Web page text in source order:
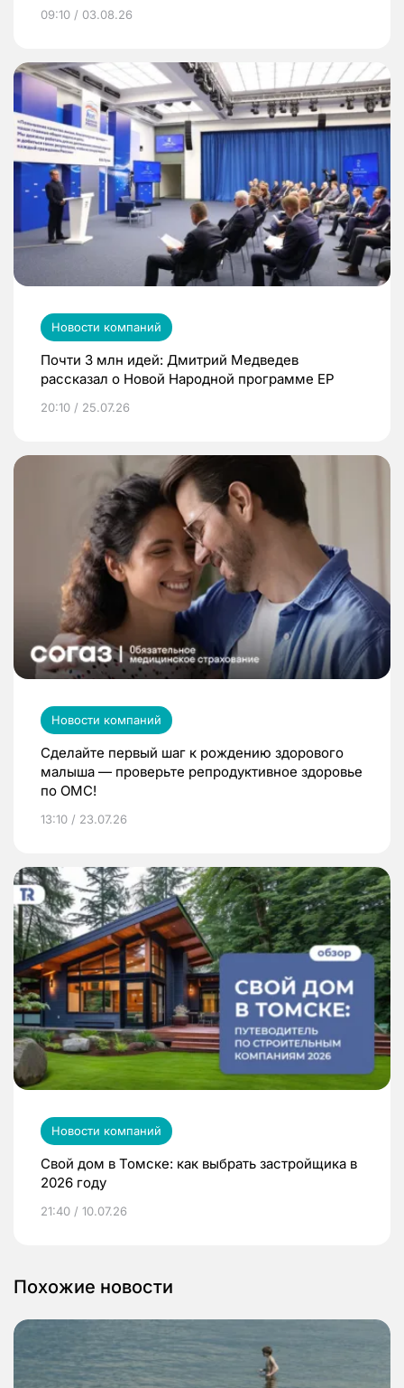
09:10 / 03.08.26
Новости компаний
Почти 3 млн идей: Дмитрий Медведев
рассказал о Новой Народной программе ЕР
20:10 / 25.07.26
Новости компаний
Сделайте первый шаг к рождению здорового
малыша — проверьте репродуктивное здоровье
по ОМС!
13:10 / 23.07.26
Новости компаний
Свой дом в Томске: как выбрать застройщика в
2026 году
21:40 / 10.07.26
Похожие новости